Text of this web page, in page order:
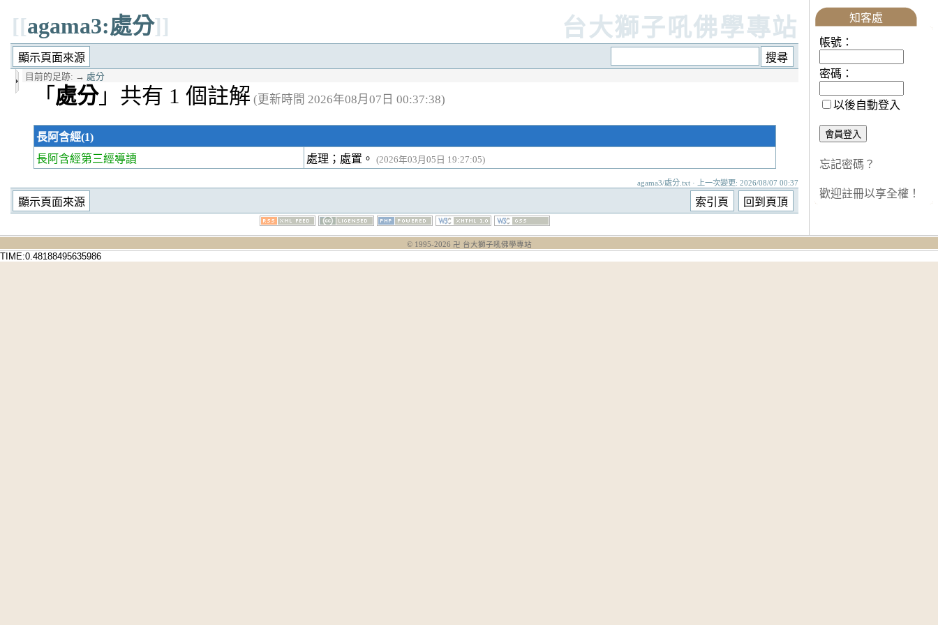
[[agama3:處分]] 台大獅子吼佛學專站
目前的足跡: → 處分
「 處分」共有 1 個註解 (更新時間 2026年08月07日 00:37:38)
長阿含經(1)
長阿含經第三經導讀 處理；處置。 (2026年03月05日 19:27:05)
agama3/處分.txt · 上一次變更: 2026/08/07 00:37
知客處
帳號：
密碼：
以後自動登入
忘記密碼？
歡迎註冊以享全權！
© 1995-2026 卍 台大獅子吼佛學專站
TIME:0.48188495635986